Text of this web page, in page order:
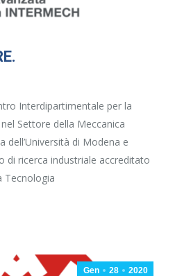
Interdipartimentale per la
Settore della Meccanica
di Modena e
di ricerca industriale accreditato
Tecnologia
Gen 28 2020